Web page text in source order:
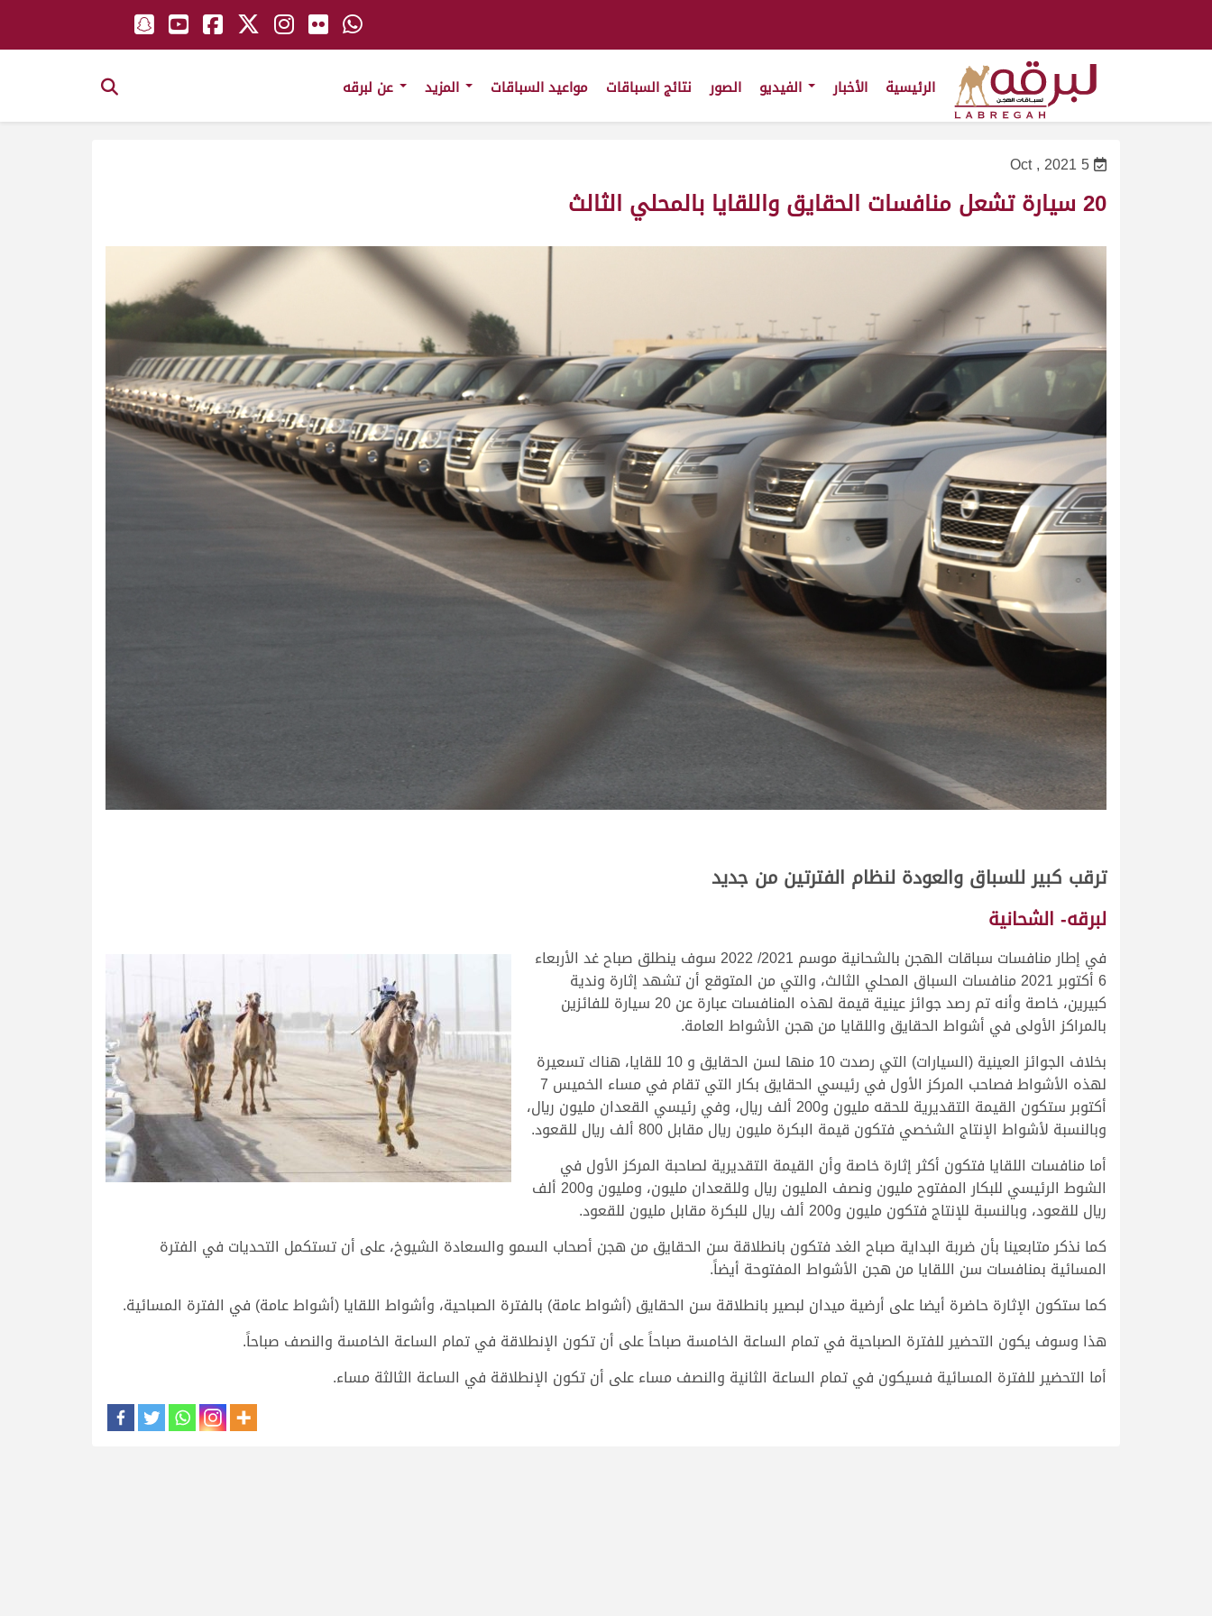
الرئيسية الأخبار الصور نتائج السباقات مواعيد السباقات
5 Oct , 2021
20 سيارة تشعل منافسات الحقايق واللقايا بالمحلي الثالث
ترقب كبير للسباق والعودة لنظام الفترتين من جديد
لبرقه- الشحانية
في إطار منافسات سباقات الهجن بالشحانية موسم 2021/ 2022 سوف ينطلق صباح غد الأربعاء
6 أكتوبر 2021 منافسات السباق المحلي الثالث، والتي من المتوقع أن تشهد إثارة وندية
كبيرين، خاصة وأنه تم رصد جوائز عينية قيمة لهذه المنافسات عبارة عن 20 سيارة للفائزين
بالمراكز الأولى في أشواط الحقايق واللقايا من هجن الأشواط العامة.
بخلاف الجوائز العينية (السيارات) التي رصدت 10 منها لسن الحقايق و 10 للقايا، هناك تسعيرة
لهذه الأشواط فصاحب المركز الأول في رئيسي الحقايق بكار التي تقام في مساء الخميس 7
أكتوبر ستكون القيمة التقديرية للحقه مليون و200 ألف ريال، وفي رئيسي القعدان مليون ريال،
وبالنسبة لأشواط الإنتاج الشخصي فتكون قيمة البكرة مليون ريال مقابل 800 ألف ريال للقعود.
أما منافسات اللقايا فتكون أكثر إثارة خاصة وأن القيمة التقديرية لصاحبة المركز الأول في
الشوط الرئيسي للبكار المفتوح مليون ونصف المليون ريال وللقعدان مليون، ومليون و200 ألف
ريال للقعود، وبالنسبة للإنتاج فتكون مليون و200 ألف ريال للبكرة مقابل مليون للقعود.
كما نذكر متابعينا بأن ضربة البداية صباح الغد فتكون بانطلاقة سن الحقايق من هجن أصحاب السمو والسعادة الشيوخ، على أن تستكمل التحديات في الفترة
المسائية بمنافسات سن اللقايا من هجن الأشواط المفتوحة أيضاً.
كما ستكون الإثارة حاضرة أيضا على أرضية ميدان لبصير بانطلاقة سن الحقايق (أشواط عامة) بالفترة الصباحية، وأشواط اللقايا (أشواط عامة) في الفترة المسائية.
هذا وسوف يكون التحضير للفترة الصباحية في تمام الساعة الخامسة صباحاً على أن تكون الإنطلاقة في تمام الساعة الخامسة والنصف صباحاً.
أما التحضير للفترة المسائية فسيكون في تمام الساعة الثانية والنصف مساء على أن تكون الإنطلاقة في الساعة الثالثة مساء.